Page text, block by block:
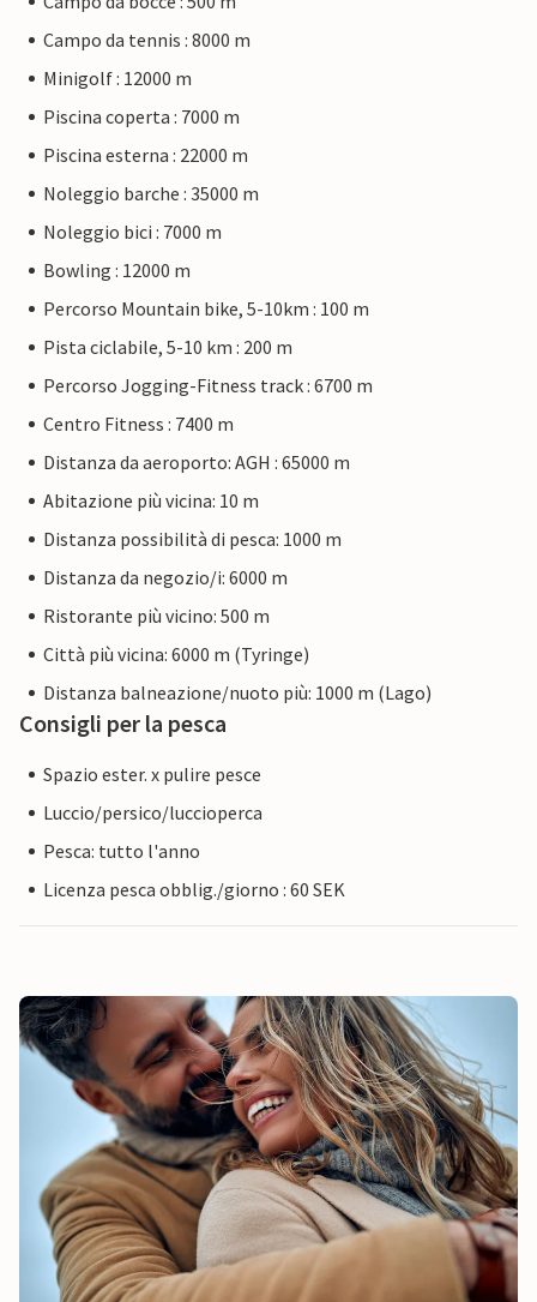
Campo da tennis : 8000 m
Minigolf : 12000 m
Piscina coperta : 7000 m
Piscina esterna : 22000 m
Noleggio barche : 35000 m
Noleggio bici : 7000 m
Bowling : 12000 m
Percorso Mountain bike, 5-10km : 100 m
Pista ciclabile, 5-10 km : 200 m
Percorso Jogging-Fitness track : 6700 m
Centro Fitness : 7400 m
Distanza da aeroporto: AGH : 65000 m
Abitazione più vicina: 10 m
Distanza possibilità di pesca: 1000 m
Distanza da negozio/i: 6000 m
Ristorante più vicino: 500 m
Città più vicina: 6000 m (Tyringe)
Distanza balneazione/nuoto più: 1000 m (Lago)
Consigli per la pesca
Spazio ester. x pulire pesce
Luccio/persico/luccioperca
Pesca: tutto l'anno
Licenza pesca obblig./giorno : 60 SEK